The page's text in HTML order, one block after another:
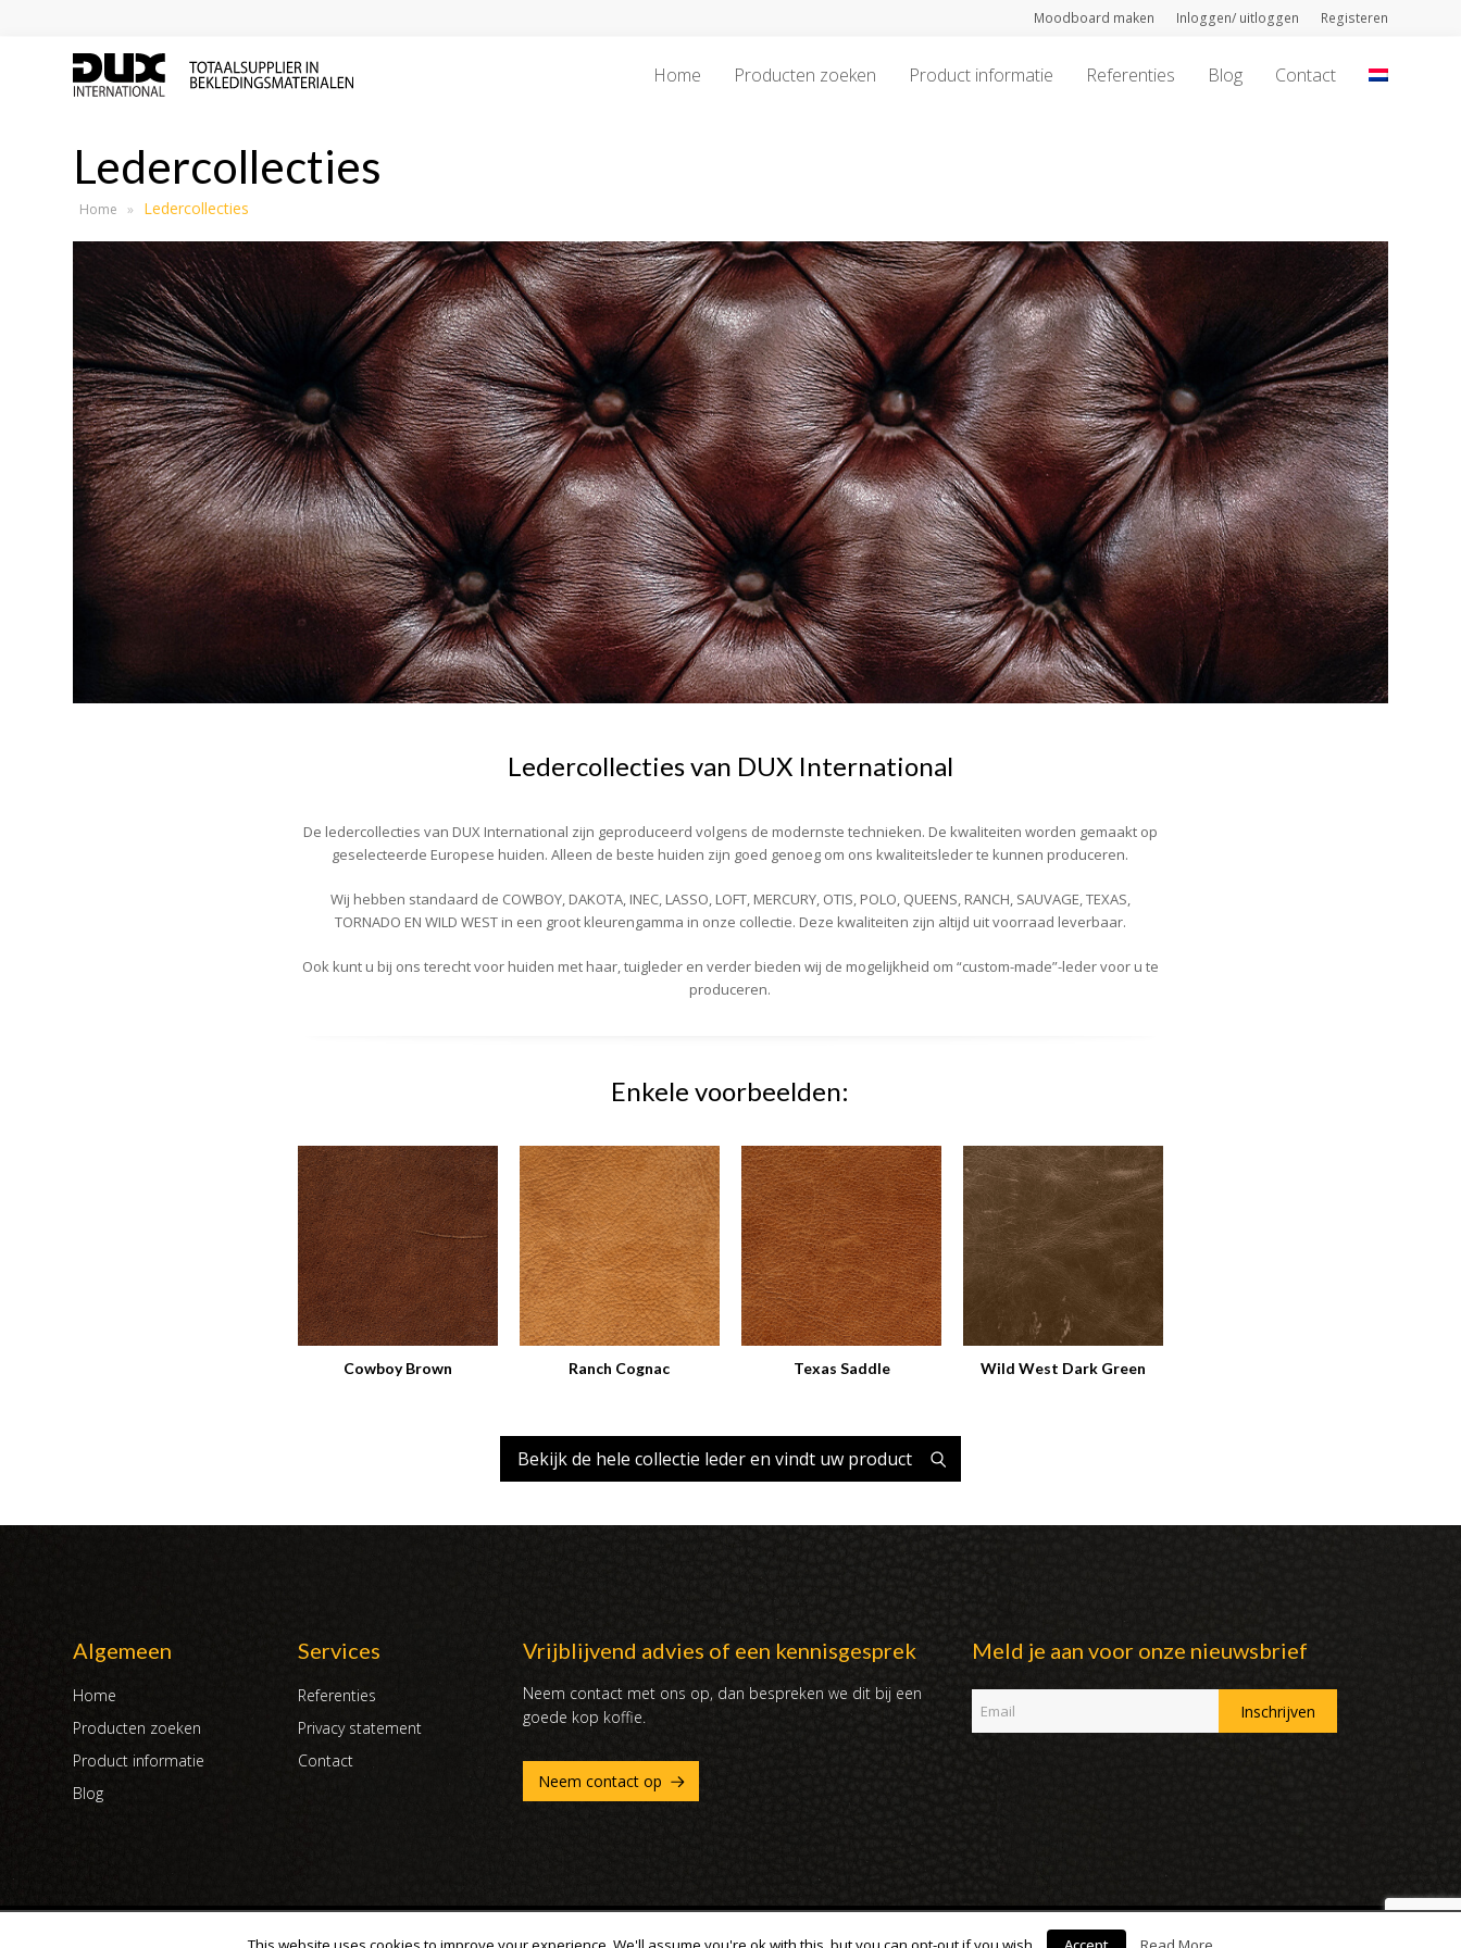
Moodboard maken Inloggen/ uitloggen Registeren
Home Producten zoeken Product informatie Referenties Blog Contact
Ledercollecties
Home » Ledercollecties
Ledercollecties van DUX International
De ledercollecties van DUX International zijn geproduceerd volgens de modernste technieken. De kwaliteiten worden gemaakt op
geselecteerde Europese huiden. Alleen de beste huiden zijn goed genoeg om ons kwaliteitsleder te kunnen produceren.
Wij hebben standaard de COWBOY, DAKOTA, INEC, LASSO, LOFT, MERCURY, OTIS, POLO, QUEENS, RANCH, SAUVAGE, TEXAS,
TORNADO EN WILD WEST in een groot kleurengamma in onze collectie. Deze kwaliteiten zijn altijd uit voorraad leverbaar.
Ook kunt u bij ons terecht voor huiden met haar, tuigleder en verder bieden wij de mogelijkheid om “custom-made”-leder voor u te
produceren.
Enkele voorbeelden:
Cowboy Brown Ranch Cognac Texas Saddle Wild West Dark Green
Bekijk de hele collectie leder en vindt uw product
Algemeen
Home
Producten zoeken
Product informatie
Blog
Services
Referenties
Privacy statement
Contact
Vrijblijvend advies of een kennisgesprek
Neem contact met ons op, dan bespreken we dit bij een
goede kop koffie.
Neem contact op
Meld je aan voor onze nieuwsbrief
Copyright 2007 - 2019 | DUX International B.V. | Alle rechten voorbehouden